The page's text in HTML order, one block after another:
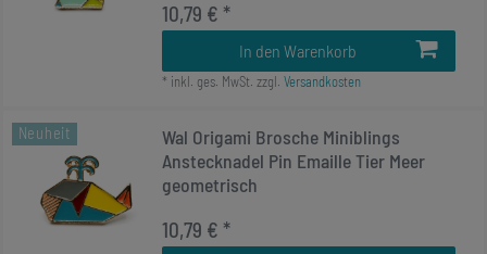
10,79 € *
In den Warenkorb
* inkl. ges. MwSt. zzgl. Versandkosten
Neuheit
Wal Origami Brosche Miniblings
Anstecknadel Pin Emaille Tier Meer
geometrisch
10,79 € *